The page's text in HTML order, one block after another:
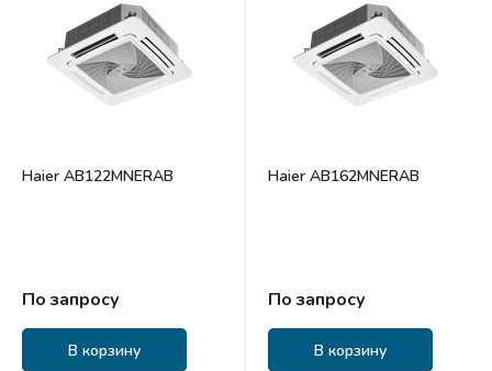
Haier AB122MNERAB
По запросу
В корзину
Haier AB162MNERAB
По запросу
В корзину